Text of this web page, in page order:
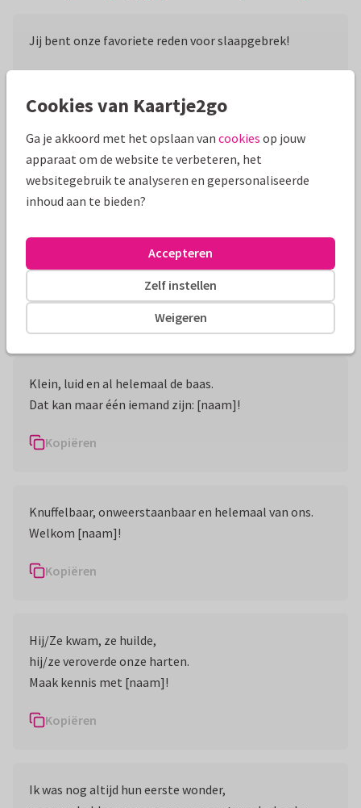
Jij bent onze favoriete reden voor slaapgebrek!
Hoera, onze kinderbijslag is verhoogd!
Kopiëren
Wat nou te vroeg geboren, ik was gewoon heel
benieuwd naar de wereld!
Klein, luid en al helemaal de baas.
Dat kan maar één iemand zijn: [naam]!
Kopiëren
Knuffelbaar, onweerstaanbaar en helemaal van ons.
Welkom [naam]!
Kopiëren
Hij/Ze kwam, ze huilde,
hij/ze veroverde onze harten.
Maak kennis met [naam]!
Kopiëren
Ik was nog altijd hun eerste wonder,
Cookies van Kaartje2go
Ga je akkoord met het opslaan van cookies op jouw
apparaat om de website te verbeteren, het
websitegebruik te analyseren en gepersonaliseerde
inhoud aan te bieden?
Weigeren
Zelf instellen
Accepteren